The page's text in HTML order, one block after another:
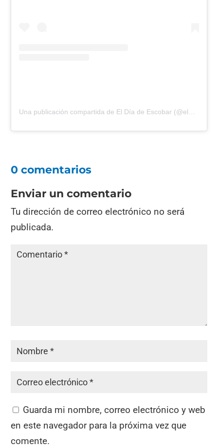
0 comentarios
Enviar un comentario
Tu dirección de correo electrónico no será
publicada.
Guarda mi nombre, correo electrónico y web
en este navegador para la próxima vez que
comente.